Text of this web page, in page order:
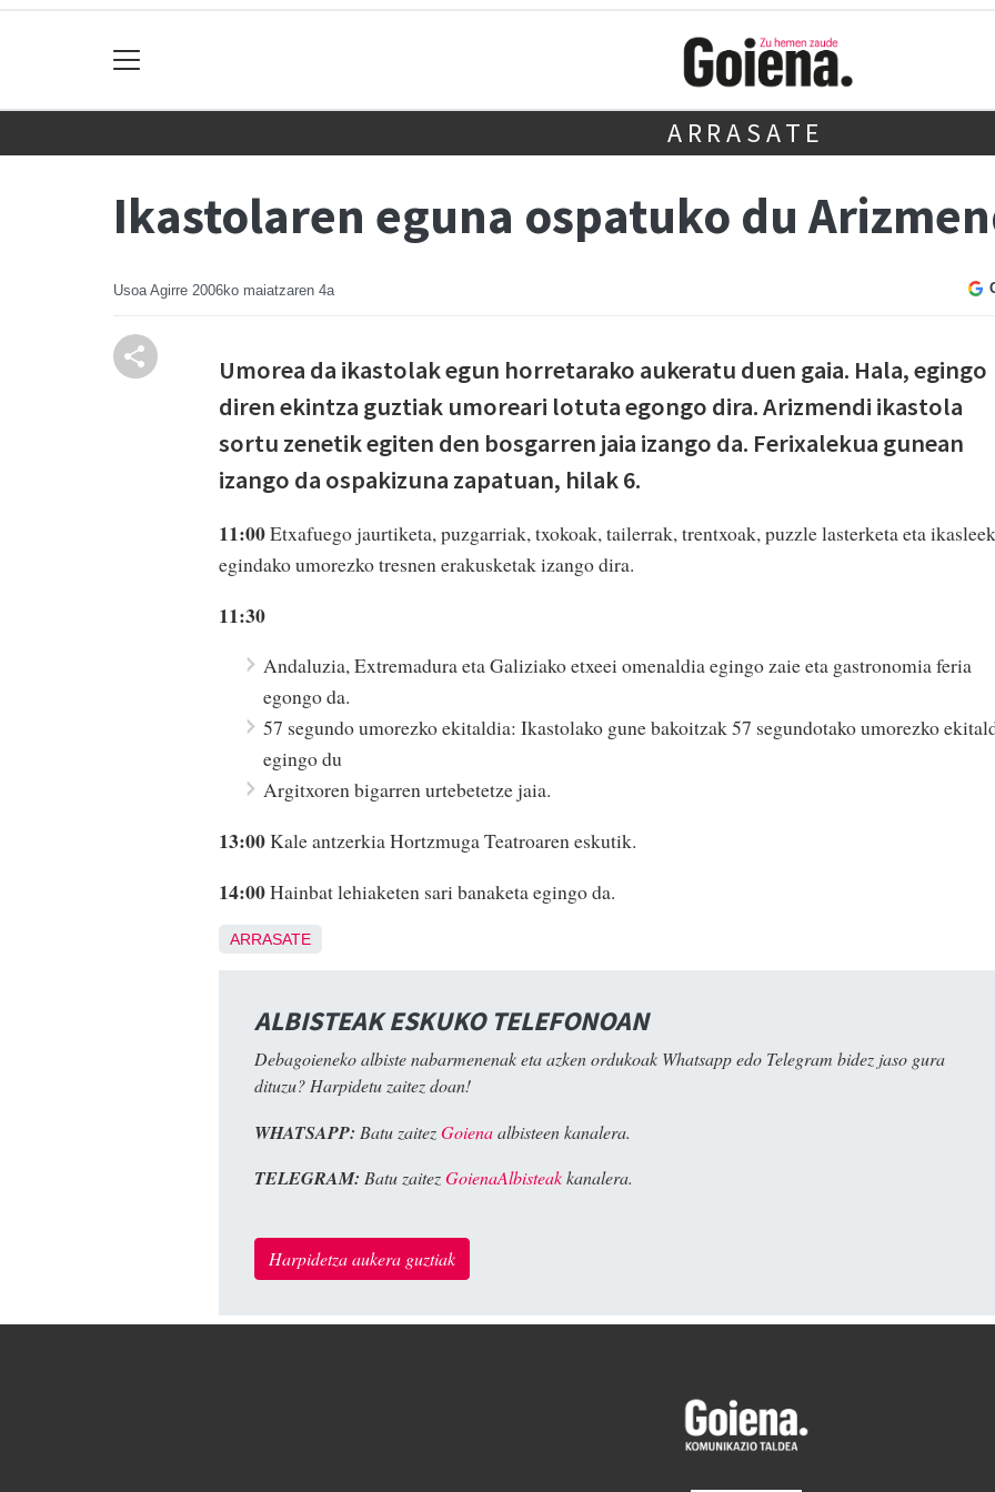
ARRASATE
Ikastolaren eguna ospatuko du
Usoa Agirre 2006ko maiatzaren 4a
Umorea da ikastolak egun horretarako aukeratu duen gaia. Hala, egingo
diren ekintza guztiak umoreari lotuta egongo dira. Arizmendi ikastola
sortu zenetik egiten den bosgarren jaia izango da. Ferixalekua gunean
izango da ospakizuna zapatuan, hilak 6.
11:00Etxafuego jaurtiketa, puzgarriak, txokoak, tailerrak, trentxoak, puzzle lasterketa eta ikasleek
egindako umorezko tresnen erakusketak izango dira.
11:30
Andaluzia, Extremadura eta Galiziako etxeei omenaldia egingo zaie eta gastronomia feria
egongo da.
57 segundo umorezko ekitaldia: Ikastolako gune bakoitzak 57 segundotako umorezko
egingo du
Argitxoren bigarren urtebetetze jaia.
13:00Kale antzerkia Hortzmuga Teatroaren eskutik.
14:00Hainbat lehiaketen sari banaketa egingo da.
ARRASATE
ALBISTEAK ESKUKO TELEFONOAN
Debagoieneko albiste nabarmenenak eta azken ordukoak Whatsapp edo Telegram bidez jaso gura
dituzu? Harpidetu zaitez doan!
WHATSAPP: Batu zaitezGoienaalbisteen kanalera.
TELEGRAM: Batu zaitezGoienaAlbisteakkanalera.
Harpidetza aukera guztiak